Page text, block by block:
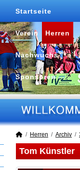
Startseite
Verein Herren
Nachwuchs
Sponsoren
Herren Archiv
Tom Künstler